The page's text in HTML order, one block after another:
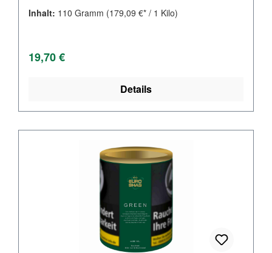
Inhalt: 110 Gramm (179,09 €* / 1 Kilo)
Regulärer Preis:
19,70 €
Details